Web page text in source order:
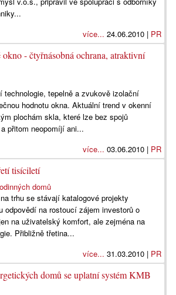
více... 24.06.2010 | PR
okno - čtyřnásobná ochrana, atraktivní
technologie, tepelně a zvukově izolační
hodnotu okna. Aktuální trend v okenní
plochám skla, které lze bez spojů
přitom neopomíjí ani...
více... 03.06.2010 | PR
tisíciletí
domů
trhu se stávají katalogové projekty
odpovědí na rostoucí zájem investorů o
na uživatelský komfort, ale zejména na
Přibližně třetina...
více... 31.03.2010 | PR
domů se uplatní systém KMB